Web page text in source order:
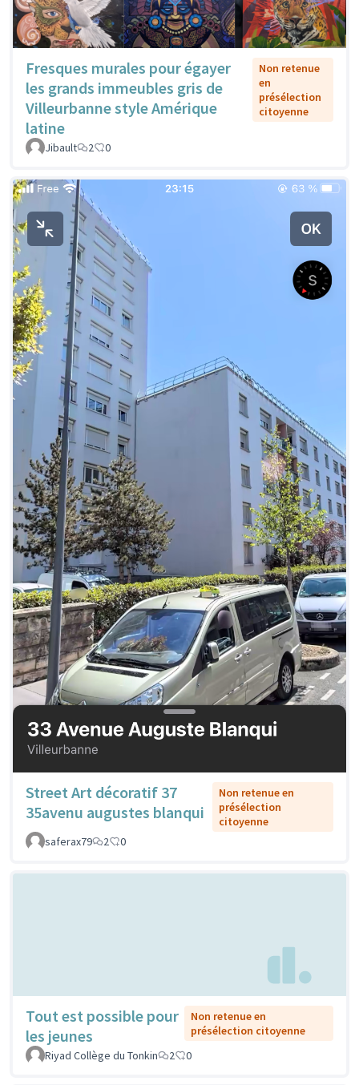
Fresques murales pour égayer
les grands immeubles gris de
Villeurbanne style Amérique
latine
Non retenue
en
présélection
citoyenne
Jibault 2 0
Street Art décoratif 37
35avenu augustes blanqui
Non retenue en
présélection
citoyenne
saferax79
2 0
Tout est possible pour
les jeunes
Non retenue en
présélection citoyenne
Riyad Collège du Tonkin
2 0